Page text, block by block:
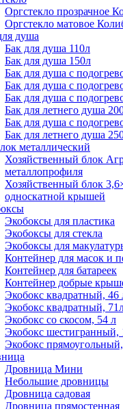
Оргстекло прозрачное
Оргстекло матовое
душа
Бак для душа 110л
Бак для душа 150л
Бак для душа с
Бак для душа с
Бак для душа с
Бак для летнего душа
Бак для душа с
Бак для летнего душа
металлический
Хозяйственный блок
металлопрофиля
Хозяйственный блок
односкатной крышей
Экобоксы для пластика
Экобоксы для стекла
Экобоксы для
Контейнер для масок и
Контейнер для батареек
Контейнер добрые
Экобокс квадратный, 46
Экобокс квадратный,
Экобокс со скосом, 54 л
Экобокс шестигранный,
Экобокс
Дровница Мини
Небольшие дровницы
Дровница садовая
Дровница прямостенная